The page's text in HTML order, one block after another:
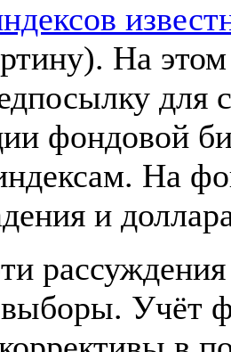
На
фондовой
На
и
Учёт